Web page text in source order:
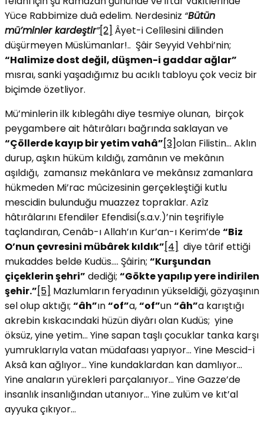
Yüce Rabbimize duâ edelim. Nerdesiniz “Bütün
mü’minler kardeştir”[2] Âyet-i Celîlesini dilinden
düşürmeyen Müslümanlar!.. Şâir Seyyid Vehbi’nin;
“Halimize dost değil, düşmen-i gaddar ağlar”
mısraı, sanki yaşadığımız bu acıklı tabloyu çok veciz bir
biçimde özetliyor.
Mü’minlerin ilk kıblegâhı diye tesmiye olunan, birçok
peygambere ait hâtırâları bağrında saklayan ve
“Çöllerde kayıp bir yetim vahâ”[3]olan Filistin… Aklın
durup, aşkın hüküm kıldığı, zamânın ve mekânın
aşıldığı, zamansız mekânlara ve mekânsız zamanlara
hükmeden Mi’rac mûcizesinin gerçekleştiği kutlu
mescidin bulunduğu muazzez topraklar. Azîz
hâtırâlarını Efendiler Efendisi(s.a.v.)’nin teşrifiyle
taçlandıran, Cenâb-ı Allah’ın Kur’an-ı Kerim’de“Biz
O’nun çevresini mübârek kıldık”[4] diye târif ettiği
mukaddes belde Kudüs…. Şâirin; “Kurşundan
çiçeklerin şehri” dediği; “Gökte yapılıp yere indirilen
şehir.”[5] Mazlumların feryadının yükseldiği, gözyaşının
sel olup aktığı; “âh”ın“of”a,“of”un“âh”a karıştığı
akrebin kıskacındaki hüzün diyârı olan Kudüs; yine
öksüz, yine yetim… Yine sapan taşlı çocuklar tanka karşı
yumruklarıyla vatan müdafaası yapıyor… Yine Mescid-i
Aksâ kan ağlıyor… Yine kundaklardan kan damlıyor…
Yine anaların yürekleri parçalanıyor… Yine Gazze’de
insanlık insanlığından utanıyor… Yine zulüm ve kıt’al
ayyuka çıkıyor…